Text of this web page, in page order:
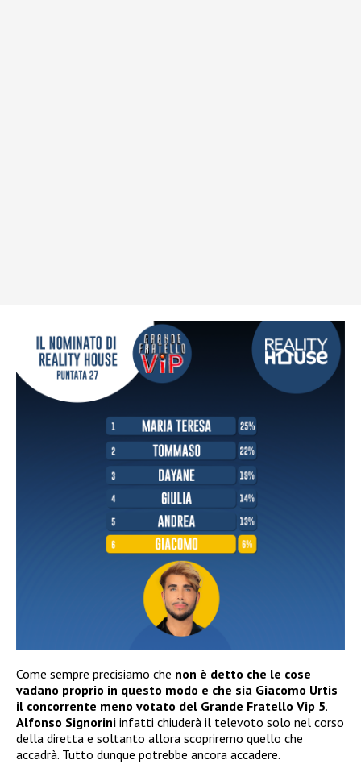
Come sempre precisiamo che non è detto che le cose
vadano proprio in questo modo e che sia Giacomo Urtis
il concorrente meno votato del Grande Fratello Vip 5.
Alfonso Signorini infatti chiuderà il televoto solo nel corso
della diretta e soltanto allora scopriremo quello che
accadrà. Tutto dunque potrebbe ancora accadere.